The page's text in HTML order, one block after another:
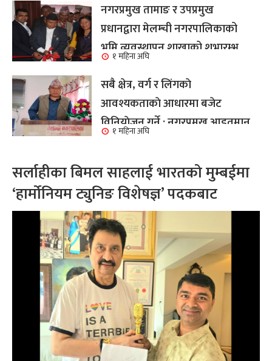
नगरप्रमुख तामाङ र उपप्रमुख
प्रधानद्वारा मेलम्ची नगरपालिकाको
भूमि व्यवस्थापन शाखाको शुभारम्भ
कार्य सम्पन्न
१ महिना अघि
सबै क्षेत्र, वर्ग र लिंगकाे
आवश्यकताकाे आधारमा बजेट
विनियाेजन गर्ने : नगरप्रमुख आइतमान
तामाङ
१ महिना अघि
सर्लाहीका बिमल साहलाई भारतको मुम्बईमा
‘हार्मोनियम ट्युनिङ विशेषज्ञ’ पदकबाट
सम्मानित